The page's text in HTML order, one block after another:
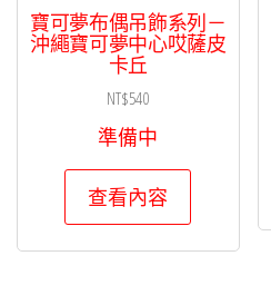
寶可夢布偶吊飾系列－
沖繩寶可夢中心哎薩皮
卡丘
NT$540
準備中
查看內容